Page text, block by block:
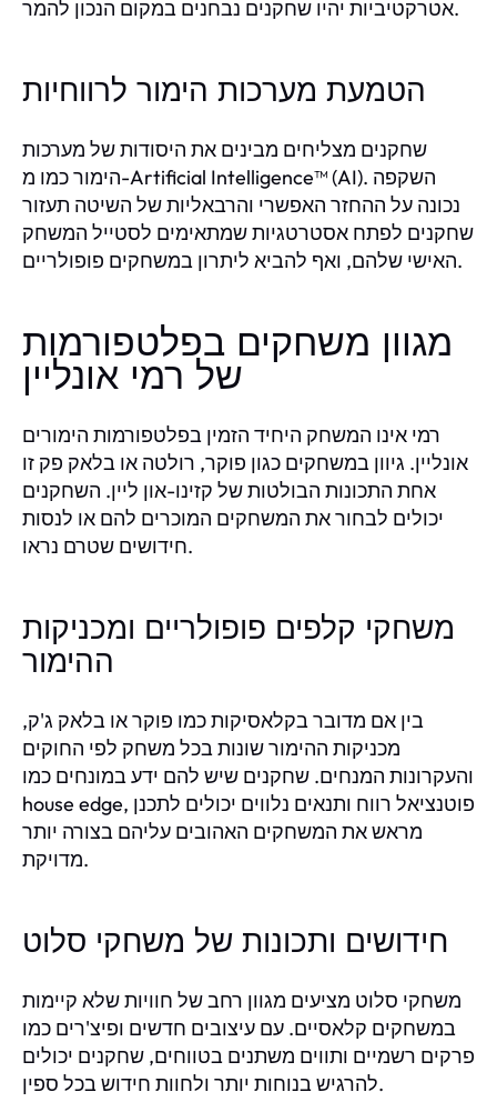
אטרקטיביות יהיו שחקנים נבחנים במקום הנכון להמר.
הטמעת מערכות הימור לרווחיות
שחקנים מצליחים מבינים את היסודות של מערכות
הימור כמו מ-Artificial Intelligence™ (AI). השקפה
נכונה על ההחזר האפשרי והרבאליות של השיטה תעזור
שחקנים לפתח אסטרטגיות שמתאימים לסטייל המשחק
האישי שלהם, ואף להביא ליתרון במשחקים פופולריים.
מגוון משחקים בפלטפורמות
של רמי אונליין
רמי אינו המשחק היחיד הזמין בפלטפורמות הימורים
אונליין. גיוון במשחקים כגון פוקר, רולטה או בלאק פק זו
אחת התכונות הבולטות של קזינו-און ליין. השחקנים
יכולים לבחור את המשחקים המוכרים להם או לנסות
חידושים שטרם נראו.
משחקי קלפים פופולריים ומכניקות
ההימור
בין אם מדובר בקלאסיקות כמו פוקר או בלאק ג'ק,
מכניקות ההימור שונות בכל משחק לפי החוקים
והעקרונות המנחים. שחקנים שיש להם ידע במונחים כמו
house edge, פוטנציאל רווח ותנאים נלווים יכולים לתכנן
מראש את המשחקים האהובים עליהם בצורה יותר
מדויקת.
חידושים ותכונות של משחקי סלוט
משחקי סלוט מציעים מגוון רחב של חוויות שלא קיימות
במשחקים קלאסיים. עם עיצובים חדשים ופיצ'רים כמו
פרקים רשמיים ותווים משתנים בטווחים, שחקנים יכולים
להרגיש בנוחות יותר ולחוות חידוש בכל ספין.